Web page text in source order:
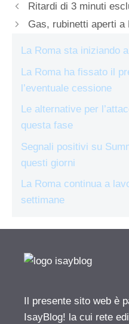
Ritardi di 3 minuti
Gas, rubinetti aperti
La Roma sta iniziando
La Roma ha fissato il
l’eventuale cessione
Le alternative per
questa fase
Segnali positivi su
questi giorni
La Roma continua a
settimane
Il presente sito web è
IsayBlog! la cui rete